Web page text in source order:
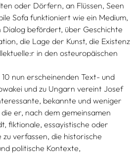
oder Dörfern, an Flüssen, Seen
Sofa funktioniert wie ein Medium,
Dialog befördert, über Geschichte
die Lage der Kunst, die Existenz
in den osteuropäischen
nun erscheinenden Text- und
und zu Ungarn vereint Josef
bekannte und weniger
er, nach dem gemeinsamen
fiktionale, essayistische oder
verfassen, die historische
politische Kontexte,